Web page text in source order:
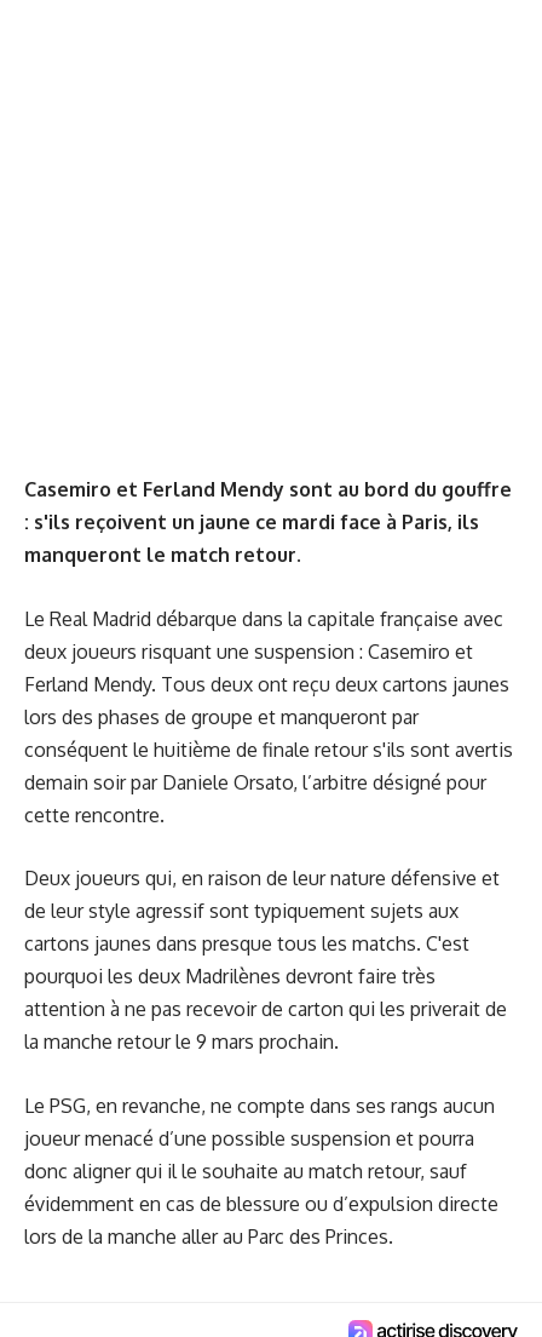
Casemiro et Ferland Mendy sont au bord du gouffre
: s'ils reçoivent un jaune ce mardi face à Paris, ils
manqueront le match retour.
Le Real Madrid débarque dans la capitale française avec
deux joueurs risquant une suspension : Casemiro et
Ferland Mendy. Tous deux ont reçu deux cartons jaunes
lors des phases de groupe et manqueront par
conséquent le huitième de finale retour s'ils sont avertis
demain soir par Daniele Orsato, l’arbitre désigné pour
cette rencontre.
Deux joueurs qui, en raison de leur nature défensive et
de leur style agressif sont typiquement sujets aux
cartons jaunes dans presque tous les matchs. C'est
pourquoi les deux Madrilènes devront faire très
attention à ne pas recevoir de carton qui les priverait de
la manche retour le 9 mars prochain.
Le PSG, en revanche, ne compte dans ses rangs aucun
joueur menacé d’une possible suspension et pourra
donc aligner qui il le souhaite au match retour, sauf
évidemment en cas de blessure ou d’expulsion directe
lors de la manche aller au Parc des Princes.